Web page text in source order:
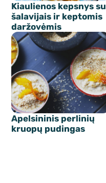
Kiaulienos kepsnys su
šalavijais ir keptomis
daržovėmis
Apelsininis perlinių
kruopų pudingas